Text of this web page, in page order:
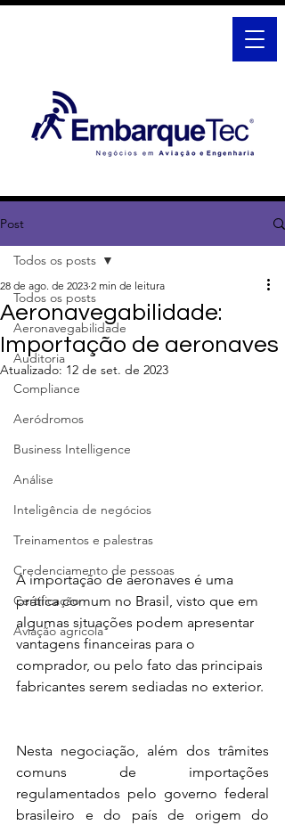
Post
Todos os posts
Aeronavegabilidade
Auditoria
Compliance
Aeródromos
Business Intelligence
Análise
Inteligência de negócios
Treinamentos e palestras
Credenciamento de pessoas
Certificação
Aviação agrícola
Todos os posts
Aeronavegabilidade:
Importação de aeronaves
28 de ago. de 2023 2 min de leitura
Atualizado: 12 de set. de 2023
A importação de aeronaves é uma
prática comum no Brasil, visto que em
algumas situações podem apresentar
vantagens financeiras para o
comprador, ou pelo fato das principais
fabricantes serem sediadas no exterior.
Nesta negociação, além dos trâmites
comuns de importações
regulamentados pelo governo federal
brasileiro e do país de origem do